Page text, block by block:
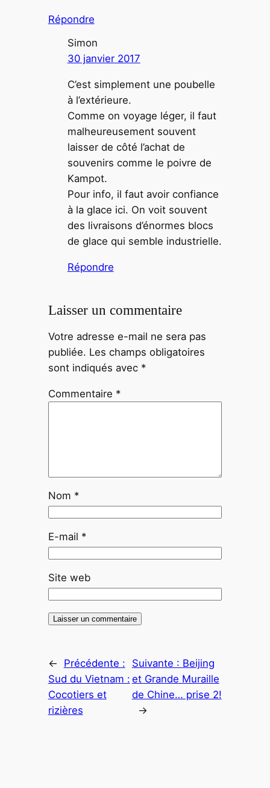
Répondre
Simon
30 janvier 2017
C’est simplement une poubelle
à l’extérieure.
Comme on voyage léger, il faut
malheureusement souvent
laisser de côté l’achat de
souvenirs comme le poivre de
Kampot.
Pour info, il faut avoir confiance
à la glace ici. On voit souvent
des livraisons d’énormes blocs
de glace qui semble industrielle.
Répondre
Laisser un commentaire
Votre adresse e-mail ne sera pas
publiée. Les champs obligatoires
sont indiqués avec *
Commentaire *
Nom *
E-mail *
Site web
←
Précédente :
Sud du Vietnam :
Cocotiers et
rizières
Suivante : Beijing
et Grande Muraille
de Chine… prise 2!
→